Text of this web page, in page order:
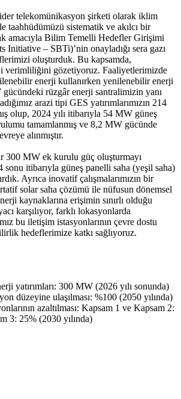
telekomünikasyon şirketi olarak iklim
taahhüdümüzü sistematik ve akılcı bir
amacıyla Bilim Temelli Hedefler Girişimi
Initiative – SBTi)’nin onayladığı sera gazı
oluşturduk. Bu kapsamda,
verimliliğini gözetiyoruz. Faaliyetlerimizde
enerji kullanırken yenilenebilir enerji
rüzgâr enerji santralimizin yanı
arazi tipi GES yatırımlarımızın 214
olup, 2024 yılı itibarıyla 54 MW güneş
tamamlanmış ve 8,2 MW gücünde
alınmıştır.
300 MW ek kurulu güç oluşturmayı
itibarıyla güneş panelli saha (yeşil saha)
Ayrıca inovatif çalışmalarımızın bir
solar saha çözümü ile nüfusun dönemsel
kaynaklarına erişimin sınırlı olduğu
karşılıyor, farklı lokasyonlarda
bu iletişim istasyonlarının çevre dostu
hedeflerimize katkı sağlıyoruz.
yatırımları: 300 MW (2026 yılı sonunda)
düzeyine ulaşılması: %100 (2050 yılında)
azaltılması: Kapsam 1 ve Kapsam 2:
3: 25% (2030 yılında)